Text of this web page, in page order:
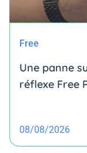
Free
Une panne
réflexe Free
08/08/2026